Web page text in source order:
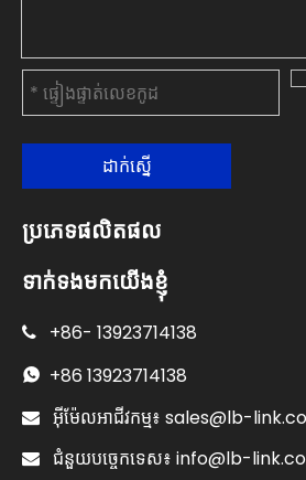
ដាក់ស្នើ
ប្រភេទផលិតផល
ទាក់ទងមកយើងខ្ញុំ
 +86- 13923714138
 +86 13923714138
 អ៊ីម៉ែលអាជីវកម្ម៖ sales@lb-
 ជំនួយបច្ចេកទេស៖ info@lb-